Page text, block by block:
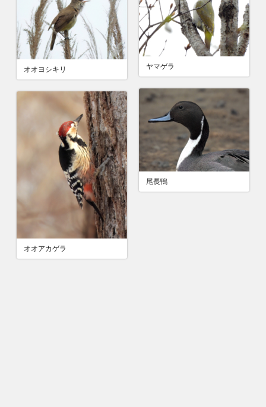
ヤマゲラ
オオヨシキリ
尾長鴨
オオアカゲラ